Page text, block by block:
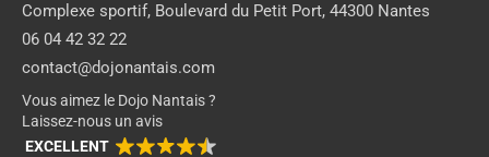
Complexe sportif, Boulevard du Petit Port, 44300 Nantes
06 04 42 32 22
contact@dojonantais.com
Vous aimez le Dojo Nantais ?
Laissez-nous un avis
EXCELLENT